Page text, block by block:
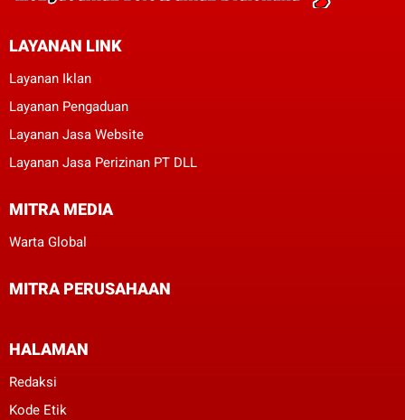
LAYANAN LINK
Layanan Iklan
Layanan Pengaduan
Layanan Jasa Website
Layanan Jasa Perizinan PT DLL
MITRA MEDIA
Warta Global
MITRA PERUSAHAAN
HALAMAN
Redaksi
Kode Etik